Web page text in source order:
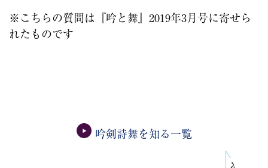
※こちらの質問は『吟と舞』2019年3月号に寄せら
れたものです
吟剣詩舞を知る一覧